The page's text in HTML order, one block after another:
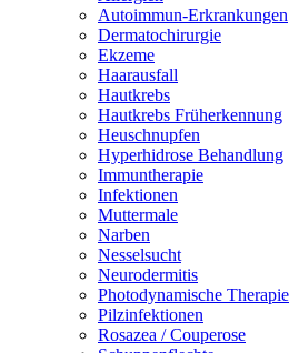
Autoimmun-Erkrankungen
Dermatochirurgie
Ekzeme
Haarausfall
Hautkrebs
Hautkrebs Früherkennung
Heuschnupfen
Hyperhidrose Behandlung
Immuntherapie
Infektionen
Muttermale
Narben
Nesselsucht
Neurodermitis
Photodynamische Therapie
Pilzinfektionen
Rosazea / Couperose